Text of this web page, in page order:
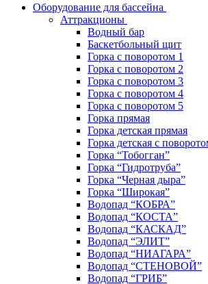
Оборудование для бассейна
Аттракционы
Водный бар
Баскетбольный щит
Горка с поворотом 1
Горка с поворотом 2
Горка с поворотом 3
Горка с поворотом 4
Горка с поворотом 5
Горка прямая
Горка детская прямая
Горка детская с
Горка “Тобогган”
Горка “Гидротруба”
Горка “Черная дыра”
Горка “Широкая”
Водопад “КОБРА”
Водопад “КОСТА”
Водопад “КАСКАД”
Водопад “ЭЛИТ”
Водопад “НИАГАРА”
Водопад “СТЕНОВОЙ”
Водопад “ГРИБ”